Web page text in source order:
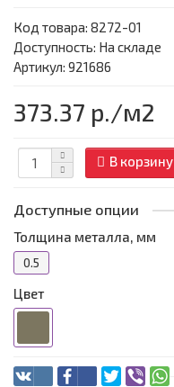
Код товара: 8272-01
Доступность: На складе
Артикул: 921686
373.37 р./м2
В корзину
Доступные опции
Толщина металла, мм
0.5
Цвет